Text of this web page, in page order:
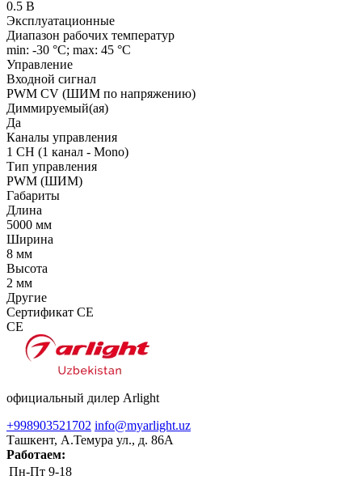
0.5 В
Эксплуатационные
Диапазон рабочих температур
min: -30 °C; max: 45 °C
Управление
Входной сигнал
PWM СV (ШИМ по напряжению)
Диммируемый(ая)
Да
Каналы управления
1 CH (1 канал - Mono)
Тип управления
PWM (ШИМ)
Габариты
Длина
5000 мм
Ширина
8 мм
Высота
2 мм
Другие
Сертификат CE
CE
официальный дилер Arlight
+998903521702 info@myarlight.uz
Ташкент, А.Темура ул., д. 86А
Работаем:
Пн-Пт 9-18